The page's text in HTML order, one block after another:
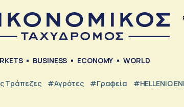
BUSINESS ECONOMY WORLD
Τράπεζες #Αγρότες #Γραφεία #HELLENiQ